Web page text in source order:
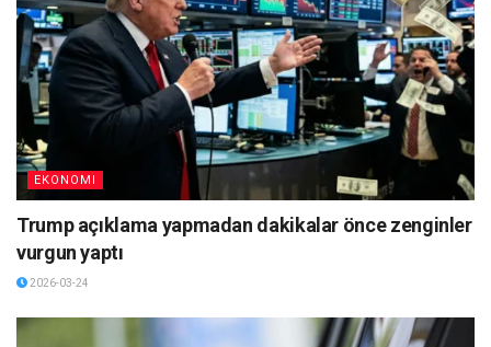
EKONOMI
Trump açıklama yapmadan dakikalar önce zenginler
vurgun yaptı
2026-03-24